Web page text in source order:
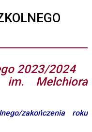
2023/2024
Melchiora
zakończenia roku